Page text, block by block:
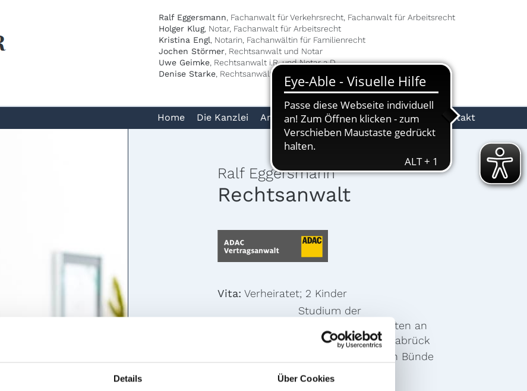
Details Über Cookies
Ralf Eggersmann , Fachanwalt für Verkehrsrecht, Fachanwalt für Arbeitsrecht
Holger Klug, Notar, Fachanwalt für Arbeitsrecht
Kristina Engl , Notarin, Fachanwältin für Familienrecht
Jochen Störmer , Rechtsanwalt und Notar
Uwe Geimke , Rechtsanwalt i.R. und Notar a.D.
Denise Starke , Rechtsanwältin
Home Die Kanzlei Anwälte Notare Rechtsgebiete Kontakt
Ralf Eggersmann
Rechtsanwalt
Vita: Verheiratet; 2 Kinder
Studium der
Rechtswissenschaften an
der Universität Osnabrück
Seit 2000
als Rechtsanwalt in Bünde